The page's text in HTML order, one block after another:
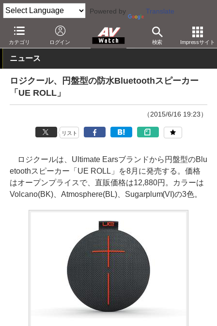
Powered by Translate
カテゴリ ログイン 検索 Impressサイト
AV Watch 製品 Bluetoothスピーカー
ニュース
ロジクール、円盤型の防水Bluetoothスピーカー
「UE ROLL」
（2015/6/16 19:23）
リスト
ロジクールは、Ultimate Earsブランドから円盤型のBlu
etoothスピーカー「UE ROLL」を8月に発売する。価格
はオープンプライスで、直販価格は12,880円。カラーは
Volcano(BK)、Atmosphere(BL)、Sugarplum(VI)の3色。